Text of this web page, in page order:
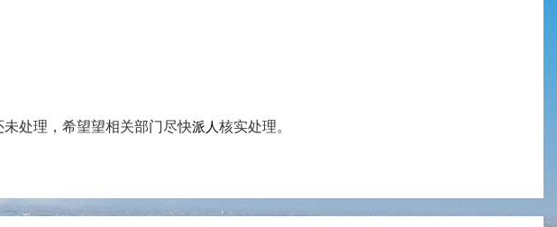
处理，希望望相关部门尽快派人核实处理。